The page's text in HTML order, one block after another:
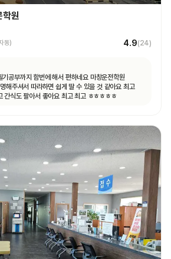
학원
동) 4.9(24)
공부까지 함번에 해서 편하네요 마창운전학원
해주셔서 따라하면 쉽게 딸 수 있을 것 같아요 최고
간식도 팔아서 좋아요 최고 최고 ㅎㅎㅎㅎㅎ